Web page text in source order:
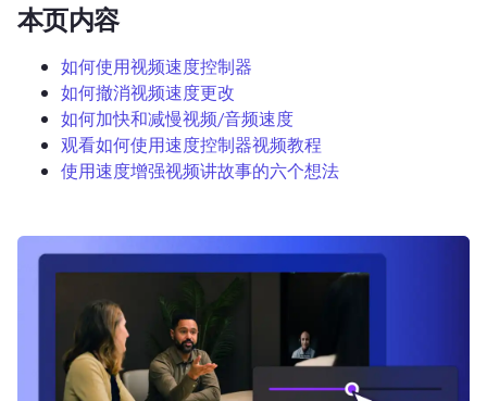
本页内容
如何使用视频速度控制器
如何撤消视频速度更改
如何加快和减慢视频/音频速度
观看如何使用速度控制器视频教程
使用速度增强视频讲故事的六个想法